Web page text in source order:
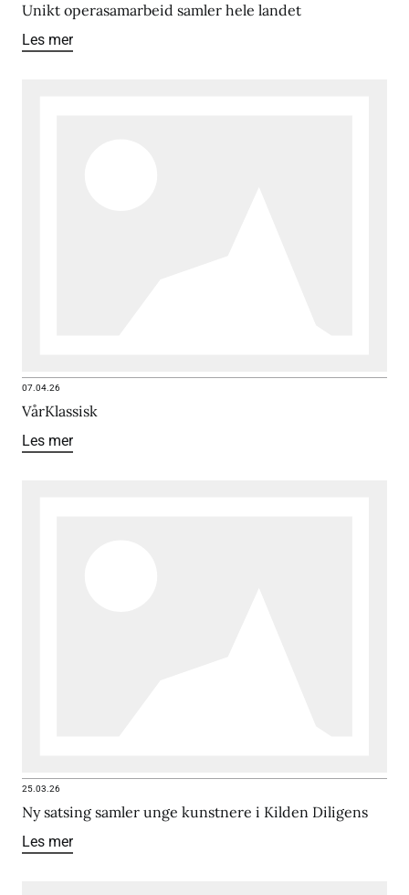
Unikt operasamarbeid samler hele landet
Les mer
07.04.26
VårKlassisk
Les mer
25.03.26
Ny satsing samler unge kunstnere i Kilden Diligens
Les mer